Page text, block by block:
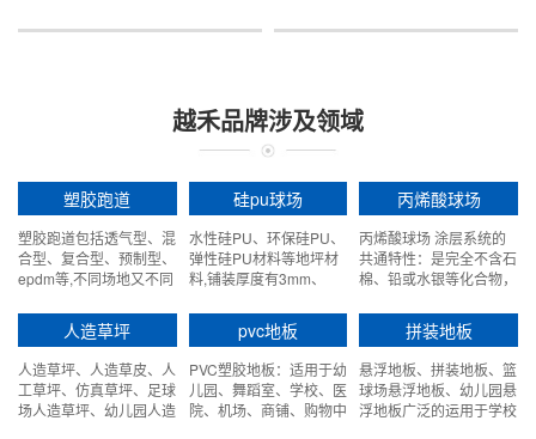
越禾品牌涉及领域
塑胶跑道
塑胶跑道包括透气型、混
合型、复合型、预制型、
epdm等,不同场地又不同
硅pu球场
水性硅PU、环保硅PU、
弹性硅PU材料等地坪材
料,铺装厚度有3mm、
丙烯酸球场
丙烯酸球场 涂层系统的
共通特性：是完全不含石
棉、铅或水银等化合物，
环保、高度抗紫外光性
能，颜色持久深入，不退
色，不脱落。
人造草坪
人造草坪、人造草皮、人
工草坪、仿真草坪、足球
场人造草坪、幼儿园人造
pvc地板
PVC塑胶地板：适用于幼
儿园、舞蹈室、学校、医
院、机场、商铺、购物中
拼装地板
悬浮地板、拼装地板、篮
球场悬浮地板、幼儿园悬
浮地板广泛的运用于学校